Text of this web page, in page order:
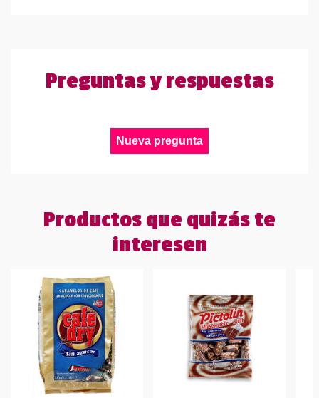
Preguntas y respuestas
Nueva pregunta
Productos que quizás te
interesen